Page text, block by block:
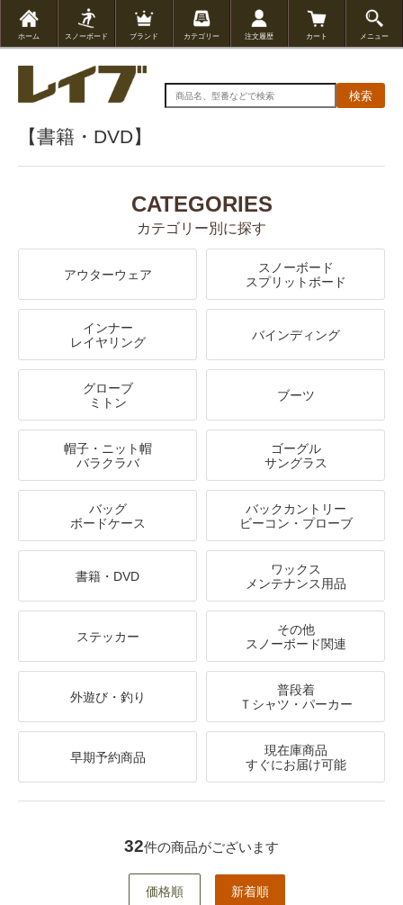
ホーム スノーボード ブランド カテゴリー 注文履歴 カート メニュー
検索
【書籍・DVD】
CATEGORIES
カテゴリー別に探す
アウターウェア
スノーボード
スプリットボード
インナー
レイヤリング
バインディング
グローブ
ミトン
ブーツ
帽子・ニット帽
バラクラバ
ゴーグル
サングラス
バッグ
ボードケース
バックカントリー
ビーコン・プローブ
書籍・DVD
ワックス
メンテナンス用品
ステッカー
その他
スノーボード関連
外遊び・釣り
普段着
Ｔシャツ・パーカー
早期予約商品
現在庫商品
すぐにお届け可能
32件の商品がございます
価格順 新着順